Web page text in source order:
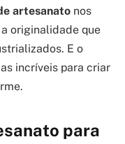
artesanato nos
originalidade que
E o
incríveis para criar
para